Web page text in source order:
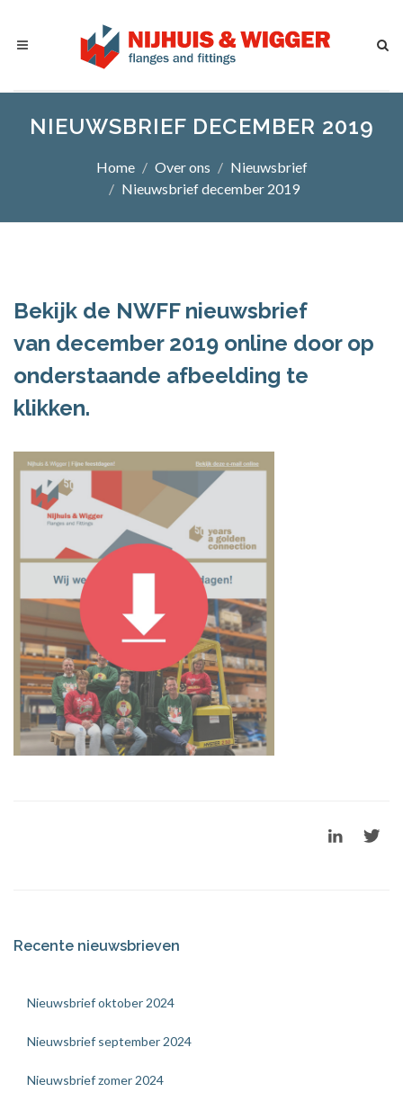
NIEUWSBRIEF DECEMBER 2019
Home Over ons
Nieuwsbrief
Nieuwsbrief december 2019
Bekijk de NWFF nieuwsbrief
van december 2019 online door op
onderstaande afbeelding te
klikken.
Recente nieuwsbrieven
Nieuwsbrief oktober 2024
Nieuwsbrief september 2024
Nieuwsbrief zomer 2024